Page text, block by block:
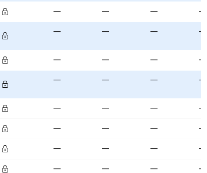
— — — —
— — — —
— — — —
— — — —
— — — —
— — — —
— — — —
— — — —